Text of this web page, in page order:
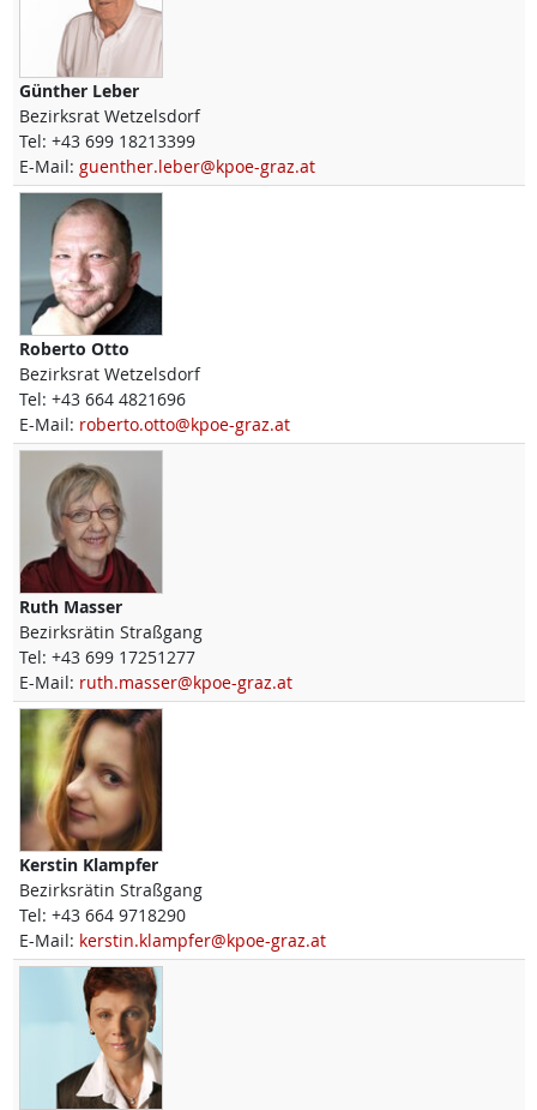
Günther Leber
Bezirksrat Wetzelsdorf
Tel: +43 699 18213399
E-Mail: guenther.leber@kpoe-graz.at
Roberto Otto
Bezirksrat Wetzelsdorf
Tel: +43 664 4821696
E-Mail: roberto.otto@kpoe-graz.at
Ruth Masser
Bezirksrätin Straßgang
Tel: +43 699 17251277
E-Mail: ruth.masser@kpoe-graz.at
Kerstin Klampfer
Bezirksrätin Straßgang
Tel: +43 664 9718290
E-Mail: kerstin.klampfer@kpoe-graz.at